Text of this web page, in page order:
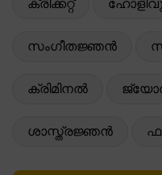
ക്രിക്കറ്റ്
സംഗീതജ്ഞൻ
ക്രിമിനൽ
ശാസ്ത്രജ്ഞൻ